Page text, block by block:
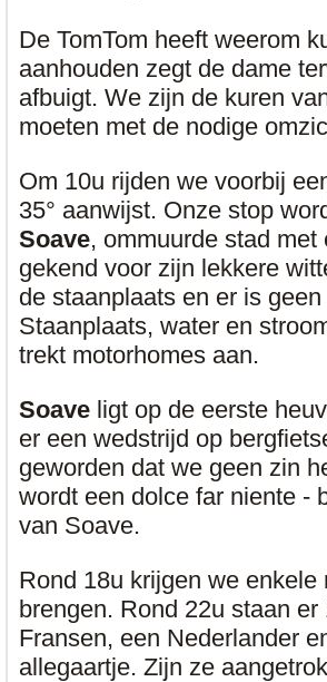
De TomTom heeft weerom
aanhouden zegt de dame
afbuigt. We zijn de kuren
moeten met de nodige
Om 10u rijden we voorbij
35° aanwijst. Onze stop
Soave, ommuurde stad met
gekend voor zijn lekkere
de staanplaats en er is
Staanplaats, water en
trekt motorhomes aan.
Soave ligt op de eerste
er een wedstrijd op
geworden dat we geen zin
wordt een dolce far niente -
van Soave.
Rond 18u krijgen we
brengen. Rond 22u staan
Fransen, een Nederlander
allegaartje. Zijn ze